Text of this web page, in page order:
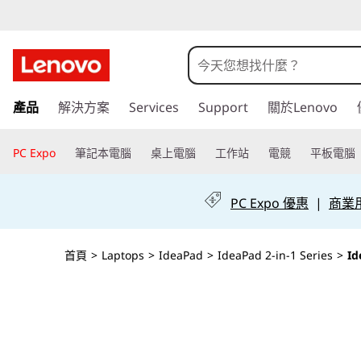
d
e
a
P
d
至
要
產品 解決方案 Services Support 關於Lenovo
PC Expo 筆記本電腦 桌上電腦 工作站 電競 平板電腦
PC Expo 優惠 | 商業
首頁 > Laptops > IdeaPad > IdeaPad 2-in-1 Series >